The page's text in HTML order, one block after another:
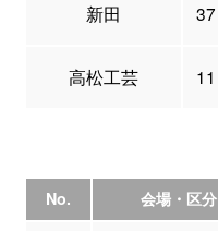
新田 37
高松工芸 11
No. 会場・区分